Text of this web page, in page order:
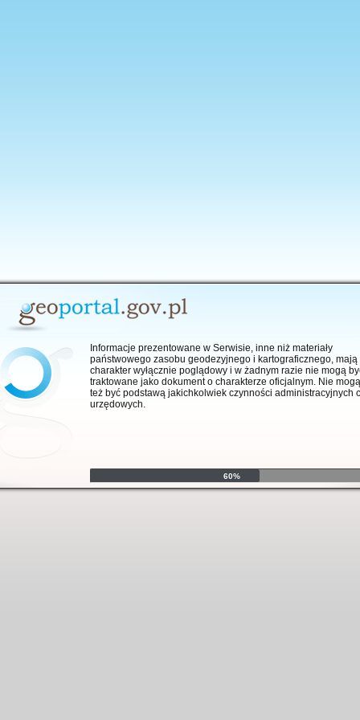
60%
Informacje prezentowane w Serwisie, inne niż materiały
państwowego zasobu geodezyjnego i kartograficznego, mają
charakter wyłącznie poglądowy i w żadnym razie nie mogą
traktowane jako dokument o charakterze oficjalnym. Nie mogą
też być podstawą jakichkolwiek czynności administracyjnych
urzędowych.